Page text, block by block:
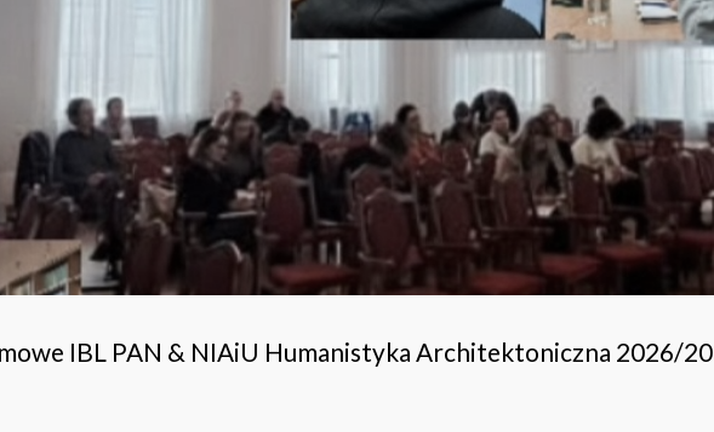
IBL PAN & NIAiU Humanistyka Architektoniczna 2026/